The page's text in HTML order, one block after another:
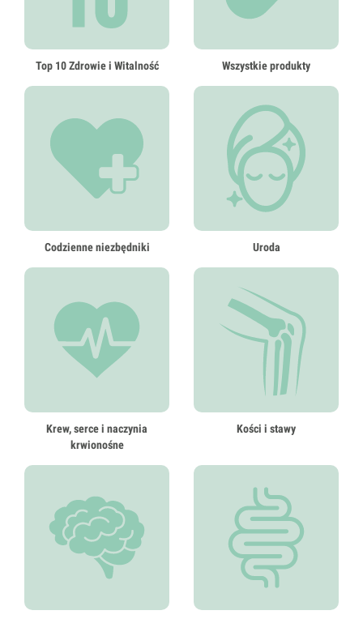
Top 10 Zdrowie i Witalność Wszystkie produkty
Codzienne niezbędniki Uroda
Krew, serce i naczynia
krwionośne
Kości i stawy